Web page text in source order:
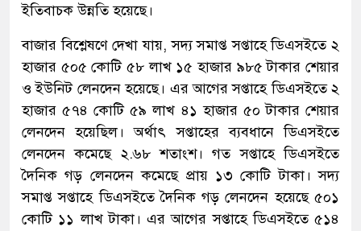
ইতিবাচক উন্নতি হয়েছে।
বাজার বিশ্লেষণে দেখা যায়, সদ্য সমাপ্ত সপ্তাহে ডিএসইতে ২
হাজার ৫০৫ কোটি ৫৮ লাখ ১৫ হাজার ৯৮৫ টাকার শেয়ার
ও ইউনিট লেনদেন হয়েছে। এর আগের সপ্তাহে ডিএসইতে ২
হাজার ৫৭৪ কোটি ৫৯ লাখ ৪১ হাজার ৫০ টাকার শেয়ার
লেনদেন হয়েছিল। অর্থাৎ সপ্তাহের ব্যবধানে ডিএসইতে
লেনদেন কমেছে ২.৬৮ শতাংশ। গত সপ্তাহে ডিএসইতে
দৈনিক গড় লেনদেন কমেছে প্রায় ১৩ কোটি টাকা। সদ্য
সমাপ্ত সপ্তাহে ডিএসইতে দৈনিক গড় লেনদেন হয়েছে ৫০১
কোটি ১১ লাখ টাকা। এর আগের সপ্তাহে ডিএসইতে ৫১৪